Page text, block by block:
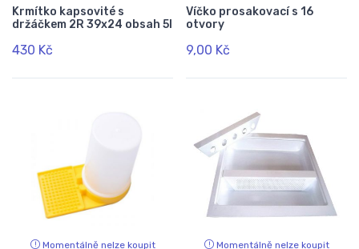
Krmítko kapsovité s
držáčkem 2R 39x24 obsah 5l
430 Kč
Víčko prosakovací s 16
otvory
9,00 Kč
Momentálně nelze koupit Momentálně nelze koupit